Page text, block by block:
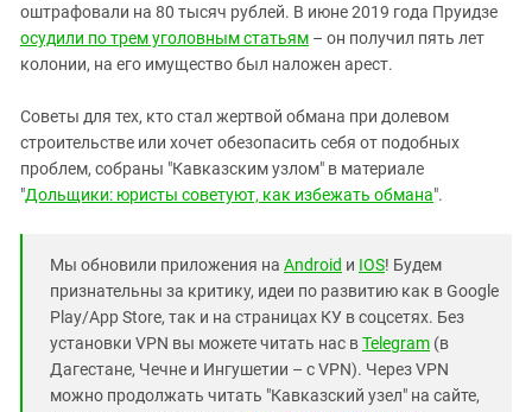
оштрафовали на 80 тысяч рублей. В июне 2019 года Пруидзе
осудили по трем уголовным статьям – он получил пять лет
колонии, на его имущество был наложен арест.
Советы для тех, кто стал жертвой обмана при долевом
строительстве или хочет обезопасить себя от подобных
проблем, собраны "Кавказским узлом" в материале
"Дольщики: юристы советуют, как избежать обмана".
Мы обновили приложения на Android и IOS! Будем
признательны за критику, идеи по развитию как в Google
Play/App Store, так и на страницах КУ в соцсетях. Без
установки VPN вы можете читать нас вTelegram (в
Дагестане, Чечне и Ингушетии – с VPN). Через VPN
можно продолжать читать "Кавказский узел" на сайте,